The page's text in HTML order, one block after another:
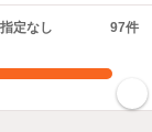
指定なし 97件